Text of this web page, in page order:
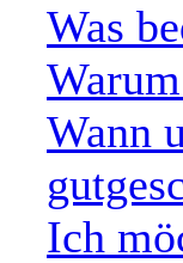
Was
Wann
Ich